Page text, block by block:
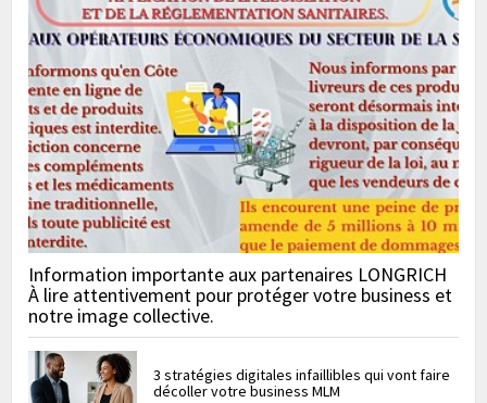
Information importante aux partenaires LONGRICH
À lire attentivement pour protéger votre business et
notre image collective.
3 stratégies digitales infaillibles qui vont faire
décoller votre business MLM